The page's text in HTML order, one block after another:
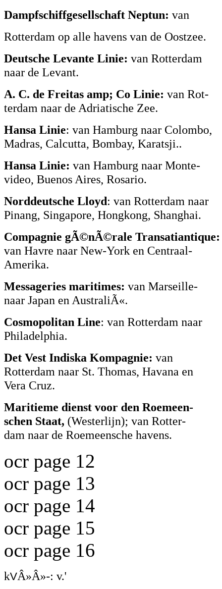
Dampfschiffgesellschaft Neptun: van
Rotterdam op alle havens van de Oostzee.
Deutsche Levante Linie: van Rotterdam
naar de Levant.
A. C. de Freitas amp; Co Linie: van Rot-
terdam naar de Adriatische Zee.
Hansa Linie: van Hamburg naar Colombo,
Madras, Calcutta, Bombay, Karatsji..
Hansa Linie: van Hamburg naar Monte-
video, Buenos Aires, Rosario.
Norddeutsche Lloyd: van Rotterdam naar
Pinang, Singapore, Hongkong, Shanghai.
Compagnie gÃ©nÃ©rale Transatiantique:
van Havre naar New-York en Centraal-
Amerika.
Messageries maritimes: van Marseille-
naar Japan en AustraliÃ«.
Cosmopolitan Line: van Rotterdam naar
Philadelphia.
Det Vest Indiska Kompagnie: van
Rotterdam naar St. Thomas, Havana en
Vera Cruz.
Maritieme dienst voor den Roemeen-
schen Staat, (Westerlijn); van Rotter-
dam naar de Roemeensche havens.
ocr page 12
ocr page 13
ocr page 14
ocr page 15
ocr page 16
kVÂ»Â»-: v.'